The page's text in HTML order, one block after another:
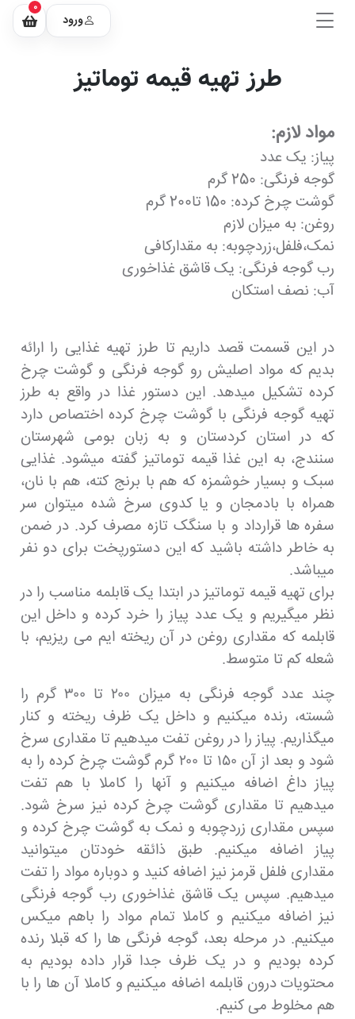
ورود
0
طرز تهیه قیمه توماتیز
مواد لازم:
پیاز: یک عدد
گوجه فرنگی: 250 گرم
گوشت چرخ کرده: 150 تا200 گرم
روغن: به میزان لازم
نمک،فلفل،زردچوبه: به مقدارکافی
رب گوجه فرنگی: یک قاشق غذاخوری
آب: نصف استکان
در این قسمت قصد داریم تا طرز تهیه غذایی را ارائه
بدیم که مواد اصلیش رو گوجه فرنگی و گوشت چرخ
کرده تشکیل میدهد. این دستور غذا در واقع به طرز
تهیه گوجه فرنگی با گوشت چرخ کرده اختصاص دارد
که در استان کردستان و به زبان بومی شهرستان
سنندج، به این غذا قیمه توماتیز گفته میشود. غذایی
سبک و بسیار خوشمزه که هم با برنج کته، هم با نان،
همراه با بادمجان و یا کدوی سرخ شده میتوان سر
سفره ها قرارداد و با سنگک تازه مصرف کرد. در ضمن
به خاطر داشته باشید که این دستورپخت برای دو نفر
میباشد.
برای تهیه قیمه توماتیز در ابتدا یک قابلمه مناسب را در
نظر میگیریم و یک عدد پیاز را خرد کرده و داخل این
قابلمه که مقداری روغن در آن ریخته ایم می ریزیم، با
شعله کم تا متوسط.
چند عدد گوجه فرنگی به میزان ۲۰۰ تا ۳۰۰ گرم را
شسته، رنده میکنیم و داخل یک ظرف ریخته و کنار
میگذاریم. پیاز را در روغن تفت میدهیم تا مقداری سرخ
شود و بعد از آن ۱۵۰ تا ۲۰۰ گرم گوشت چرخ کرده را به
پیاز داغ اضافه میکنیم و آنها را کاملا با هم تفت
میدهیم تا مقداری گوشت چرخ کرده نیز سرخ شود.
سپس مقداری زردچوبه و نمک به گوشت چرخ کرده و
پیاز اضافه میکنیم. طبق ذائقه خودتان میتوانید
مقداری فلفل قرمز نیز اضافه کنید و دوباره مواد را تفت
میدهیم. سپس یک قاشق غذاخوری رب گوجه فرنگی
نیز اضافه میکنیم و کاملا تمام مواد را باهم میکس
میکنیم. در مرحله بعد، گوجه فرنگی ها را که قبلا رنده
کرده بودیم و در یک ظرف جدا قرار داده بودیم به
محتویات درون قابلمه اضافه میکنیم و کاملا آن ها را با
هم مخلوط می کنیم.